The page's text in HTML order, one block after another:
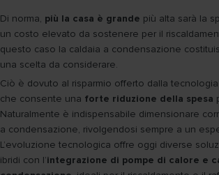
Di norma, più la casa è grande più alta sarà la
un costo elevato da sostenere per il
questo caso la caldaia a condensazione
una scelta da considerare.
Ciò è dovuto al risparmio offerto dalla
che consente una forte riduzione della spesa
Naturalmente è indispensabile dimensionare
a condensazione, rivolgendosi sempre a un
L’evoluzione tecnologica offre oggi diverse
ibridi con l’integrazione di pompe di calore e